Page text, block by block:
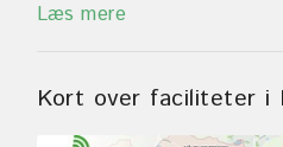
Læs mere
Kort over faciliteter i